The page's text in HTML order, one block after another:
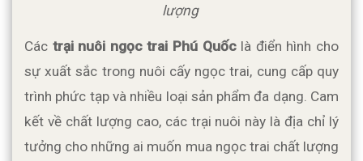
lượng
Các trại nuôi ngọc trai Phú Quốc là điển hình cho
sự xuất sắc trong nuôi cấy ngọc trai, cung cấp quy
trình phức tạp và nhiều loại sản phẩm đa dạng. Cam
kết về chất lượng cao, các trại nuôi này là địa chỉ lý
tưởng cho những ai muốn mua ngọc trai chất lượng